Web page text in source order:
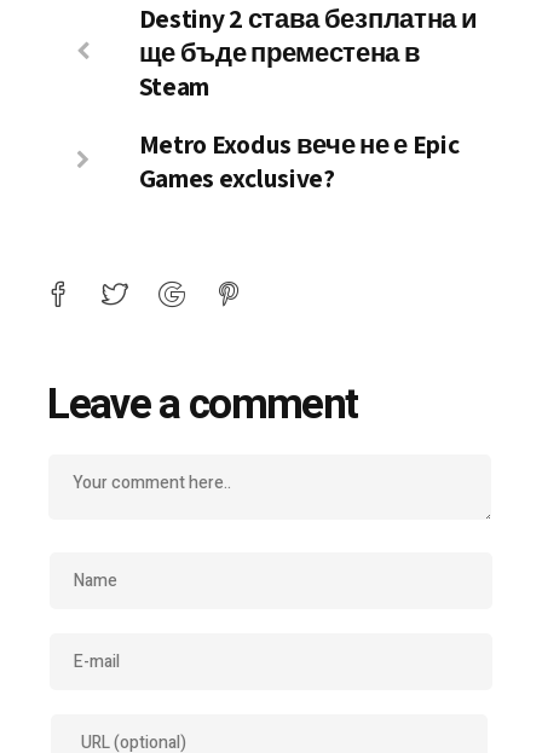
Destiny 2 става безплатна и
ще бъде преместена в
Steam
Metro Exodus вече не е Epic
Games exclusive?
Leave a comment